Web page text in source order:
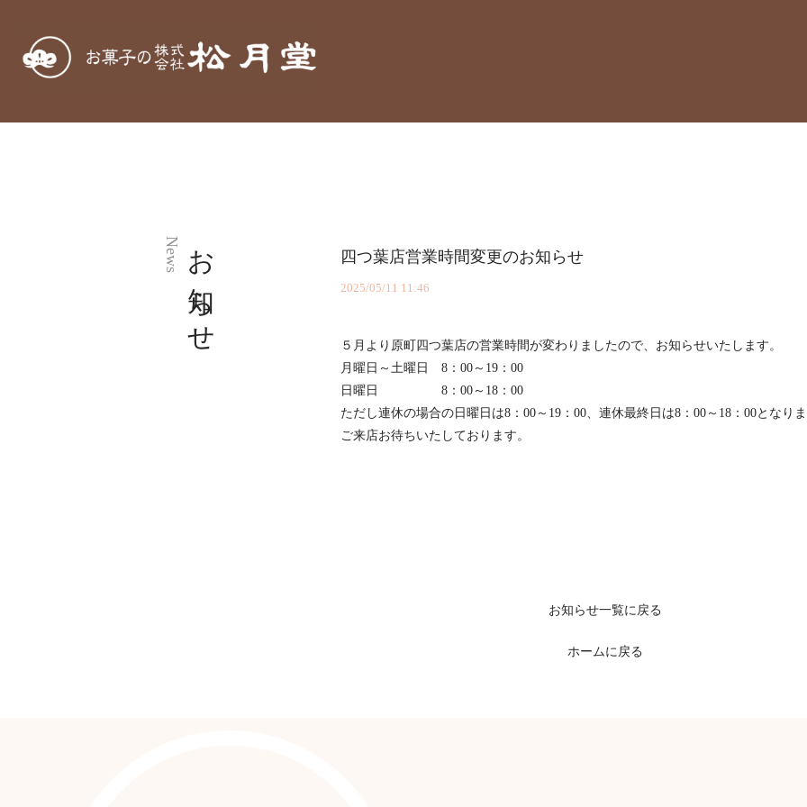
お知らせ
News 四つ葉店営業時間変更のお知らせ
2025/05/11 11:46
５月より原町四つ葉店の営業時間が変わりましたので、お知らせいたします。
月曜日～土曜日 8：00～19：00
日曜日 8：00～18：00
ただし連休の場合の日曜日は8：00～19：00、連休最終日は8：00～18：00となり
ご来店お待ちいたしております。
お知らせ一覧に戻る
ホームに戻る